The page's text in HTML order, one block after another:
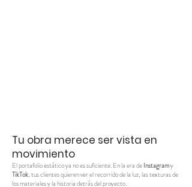
Tu obra merece ser vista en
movimiento
El portafolio estático ya no es suficiente. En la era deInstagramy
TikTok, tus clientes quieren ver el recorrido de la luz, las texturas de
los materiales y la historia detrás del proyecto.